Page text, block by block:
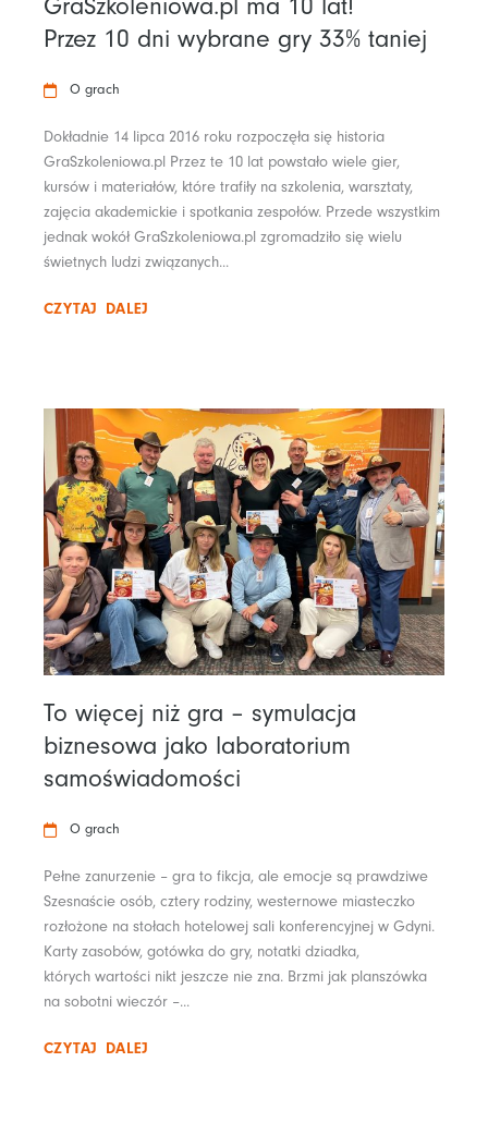
GraSzkoleniowa.pl ma 10 lat!
Przez 10 dni wybrane gry 33% taniej
O grach
Dokładnie 14 lipca 2016 roku rozpoczęła się historia
GraSzkoleniowa.pl Przez te 10 lat powstało wiele gier,
kursów i materiałów, które trafiły na szkolenia, warsztaty,
zajęcia akademickie i spotkania zespołów. Przede wszystkim
jednak wokół GraSzkoleniowa.pl zgromadziło się wielu
świetnych ludzi związanych...
CZYTAJ DALEJ
To więcej niż gra – symulacja
biznesowa jako laboratorium
samoświadomości
O grach
Pełne zanurzenie – gra to fikcja, ale emocje są prawdziwe
Szesnaście osób, cztery rodziny, westernowe miasteczko
rozłożone na stołach hotelowej sali konferencyjnej w Gdyni.
Karty zasobów, gotówka do gry, notatki dziadka,
których wartości nikt jeszcze nie zna. Brzmi jak planszówka
na sobotni wieczór –...
CZYTAJ DALEJ